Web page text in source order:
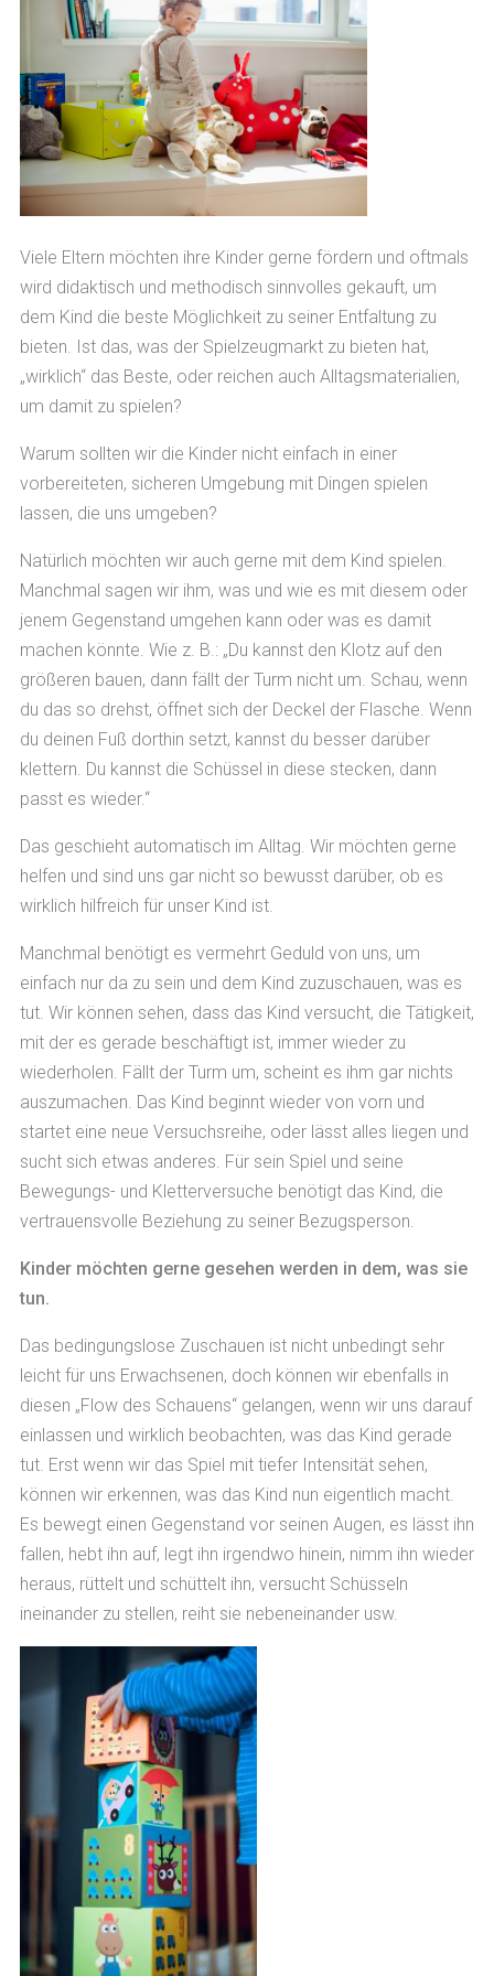
Viele Eltern möchten ihre Kinder gerne fördern und oftmals
wird didaktisch und methodisch sinnvolles gekauft, um
dem Kind die beste Möglichkeit zu seiner Entfaltung zu
bieten. Ist das, was der Spielzeugmarkt zu bieten hat,
„wirklich“ das Beste, oder reichen auch Alltagsmaterialien,
um damit zu spielen?
Warum sollten wir die Kinder nicht einfach in einer
vorbereiteten, sicheren Umgebung mit Dingen spielen
lassen, die uns umgeben?
Natürlich möchten wir auch gerne mit dem Kind spielen.
Manchmal sagen wir ihm, was und wie es mit diesem oder
jenem Gegenstand umgehen kann oder was es damit
machen könnte. Wie z. B.: „Du kannst den Klotz auf den
größeren bauen, dann fällt der Turm nicht um. Schau, wenn
du das so drehst, öffnet sich der Deckel der Flasche. Wenn
du deinen Fuß dorthin setzt, kannst du besser darüber
klettern. Du kannst die Schüssel in diese stecken, dann
passt es wieder.“
Das geschieht automatisch im Alltag. Wir möchten gerne
helfen und sind uns gar nicht so bewusst darüber, ob es
wirklich hilfreich für unser Kind ist.
Manchmal benötigt es vermehrt Geduld von uns, um
einfach nur da zu sein und dem Kind zuzuschauen, was es
tut. Wir können sehen, dass das Kind versucht, die Tätigkeit,
mit der es gerade beschäftigt ist, immer wieder zu
wiederholen. Fällt der Turm um, scheint es ihm gar nichts
auszumachen. Das Kind beginnt wieder von vorn und
startet eine neue Versuchsreihe, oder lässt alles liegen und
sucht sich etwas anderes. Für sein Spiel und seine
Bewegungs- und Kletterversuche benötigt das Kind, die
vertrauensvolle Beziehung zu seiner Bezugsperson.
Kinder möchten gerne gesehen werden in dem, was sie
tun.
Das bedingungslose Zuschauen ist nicht unbedingt sehr
leicht für uns Erwachsenen, doch können wir ebenfalls in
diesen „Flow des Schauens“ gelangen, wenn wir uns darauf
einlassen und wirklich beobachten, was das Kind gerade
tut. Erst wenn wir das Spiel mit tiefer Intensität sehen,
können wir erkennen, was das Kind nun eigentlich macht.
Es bewegt einen Gegenstand vor seinen Augen, es lässt ihn
fallen, hebt ihn auf, legt ihn irgendwo hinein, nimm ihn wieder
heraus, rüttelt und schüttelt ihn, versucht Schüsseln
ineinander zu stellen, reiht sie nebeneinander usw.